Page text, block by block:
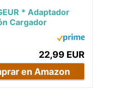
* Adaptador
Cargador
Portátil...
22,99 EUR
en Amazon